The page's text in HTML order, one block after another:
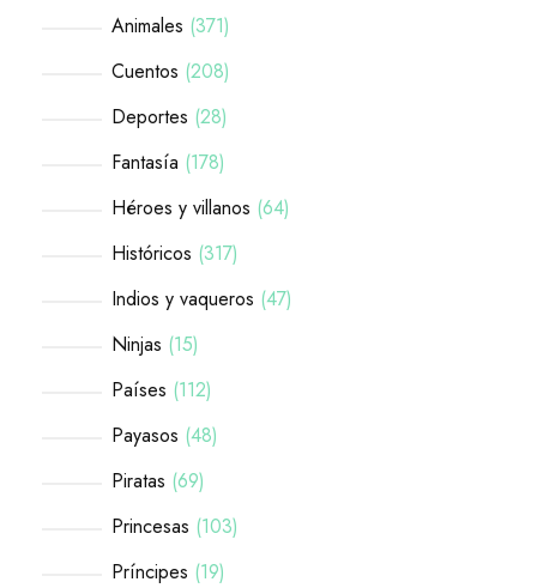
Animales 371
Cuentos 208
Deportes 28
Fantasía 178
Héroes y villanos 64
Históricos 317
Indios y vaqueros 47
Ninjas 15
Países 112
Payasos 48
Piratas 69
Princesas 103
Príncipes 19